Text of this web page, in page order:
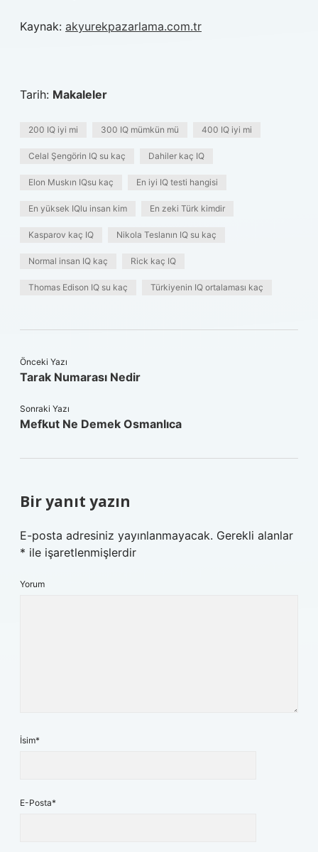
Kaynak: akyurekpazarlama.com.tr
Tarih: Makaleler
200 IQ iyi mi 300 IQ mümkün mü 400 IQ iyi mi
Celal Şengörin IQ su kaç Dahiler kaç IQ
Elon Muskın IQsu kaç En iyi IQ testi hangisi
En yüksek IQlu insan kim En zeki Türk kimdir
Kasparov kaç IQ Nikola Teslanın IQ su kaç
Normal insan IQ kaç Rick kaç IQ
Thomas Edison IQ su kaç Türkiyenin IQ ortalaması kaç
Önceki Yazı
Tarak Numarası Nedir
Sonraki Yazı
Mefkut Ne Demek Osmanlıca
Bir yanıt yazın
E-posta adresiniz yayınlanmayacak. Gerekli alanlar
* ile işaretlenmişlerdir
Yorum
İsim*
E-Posta*